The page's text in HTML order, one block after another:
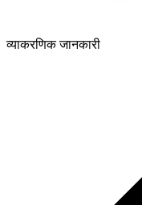
व्याकरणिक जानकारी